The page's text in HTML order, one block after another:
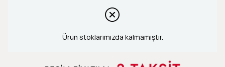
Ürün stoklarımızda kalmamıştır.